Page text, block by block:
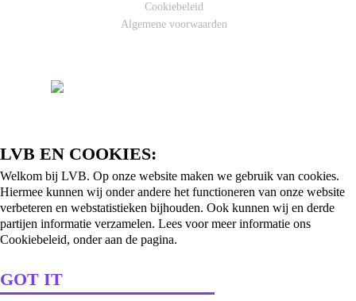
Cookiebeleid
Algemene voorwaarden
LVB EN COOKIES:
Welkom bij LVB. Op onze website maken we gebruik van cookies.
Hiermee kunnen wij onder andere het functioneren van onze website
verbeteren en webstatistieken bijhouden. Ook kunnen wij en derde
partijen informatie verzamelen. Lees voor meer informatie ons
Cookiebeleid, onder aan de pagina.
GOT IT